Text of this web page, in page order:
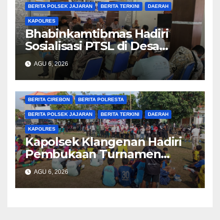
BERITA POLSEK JAJARAN BERITA TERKINI DAERAH
KAPOLRES
Bhabinkamtibmas Hadiri
Sosialisasi PTSL di Desa
Bodelor, Edukasi Kamtibmas
dan Layanan 110 Turut
Disampaikan kepada Warga
AGU 6, 2026
BERITA CIREBON BERITA POLRESTA
BERITA POLSEK JAJARAN BERITA TERKINI DAERAH
KAPOLRES
Kapolsek Klangenan Hadiri
Pembukaan Turnamen
Sepak Bola Mini U12 Se-
Kecamatan Jamblang
AGU 6, 2026